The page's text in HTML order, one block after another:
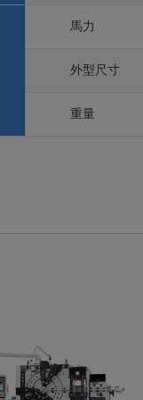
馬力
外型尺寸
重量